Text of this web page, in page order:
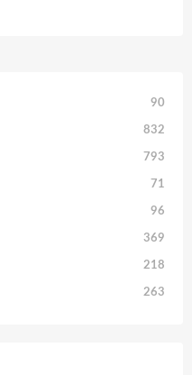
90
832
793
71
96
369
218
263